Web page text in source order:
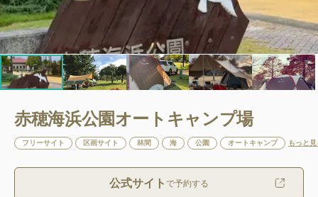
赤穂海浜公園オートキャンプ場
フリーサイト 区画サイト 林間 海 公園 オートキャンプ もっと見
公式サイト で予約する